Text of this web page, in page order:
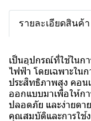
รายละเอียดสินค้า
เป็นอุปกรณ์ที่ใช้ในก
ไฟฟ้า โดยเฉพาะใน
ประสิทธิภาพสูง คอน
ออกแบบมาเพื่อให้ก
ปลอดภัย และง่ายดาย
คุณสมบัติและการใช้